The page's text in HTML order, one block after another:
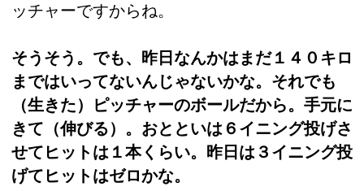
ッチャーですからね。
そうそう。でも、昨日なんかはまだ１４０キロ
まではいってないんじゃないかな。それでも
（生きた）ピッチャーのボールだから。手元に
きて（伸びる）。おとといは６イニング投げさ
せてヒットは１本くらい。昨日は３イニング投
げてヒットはゼロかな。